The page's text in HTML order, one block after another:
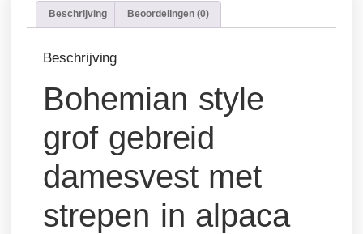
Beschrijving Beoordelingen (0)
Beschrijving
Bohemian style
grof gebreid
damesvest met
strepen in alpaca